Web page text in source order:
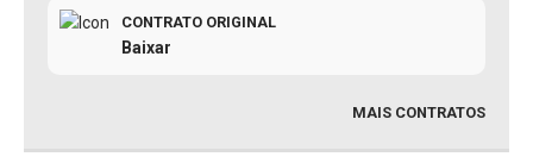
CONTRATO ORIGINAL
Baixar
MAIS CONTRATOS